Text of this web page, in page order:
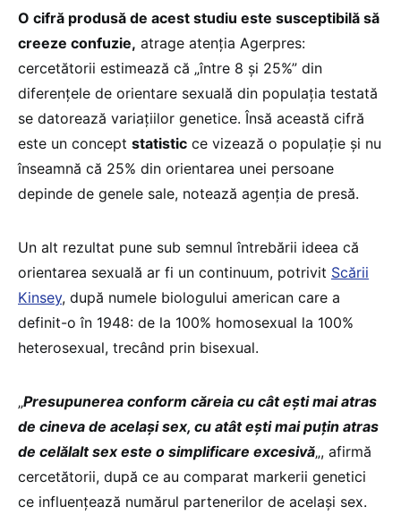
O cifră produsă de acest studiu este susceptibilă să
creeze confuzie, atrage atenția Agerpres:
cercetătorii estimează că „între 8 şi 25%” din
diferențele de orientare sexuală din populația testată
se datorează variațiilor genetice. Însă această cifră
este un concept statistic ce vizează o populație şi nu
înseamnă că 25% din orientarea unei persoane
depinde de genele sale, notează agenția de presă.
Un alt rezultat pune sub semnul întrebării ideea că
orientarea sexuală ar fi un continuum, potrivit Scării
Kinsey, după numele biologului american care a
definit-o în 1948: de la 100% homosexual la 100%
heterosexual, trecând prin bisexual.
„Presupunerea conform căreia cu cât eşti mai atras
de cineva de acelaşi sex, cu atât eşti mai puțin atras
de celălalt sex este o simplificare excesivă„, afirmă
cercetătorii, după ce au comparat markerii genetici
ce influențează numărul partenerilor de acelaşi sex.